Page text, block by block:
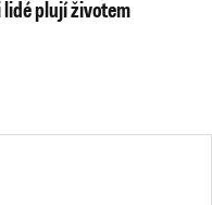
plují životem